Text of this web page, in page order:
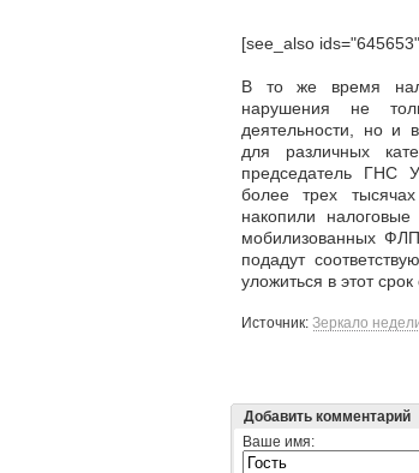
[see_also
В то же время
нарушения не
деятельности, но и
для различных
председатель ГНС
более трех
накопили
мобилизованных
подадут
уложиться в этот
Источник: Зеркало
Добавить комментарий
Ваше имя: